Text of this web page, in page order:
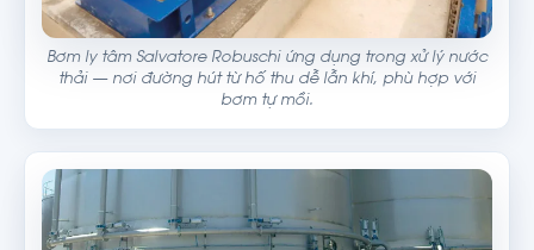
Bơm ly tâm Salvatore Robuschi ứng dụng trong xử lý nước
thải — nơi đường hút từ hố thu dễ lẫn khí, phù hợp với
bơm tự mồi.